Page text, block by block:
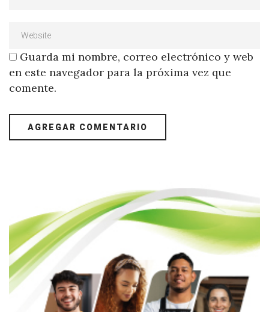
Guarda mi nombre, correo electrónico y web
en este navegador para la próxima vez que
comente.